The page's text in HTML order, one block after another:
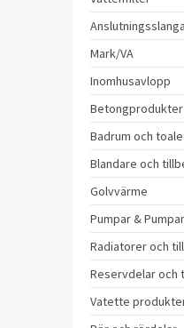
Mark/VA
Inomhusavlopp
Betongprodukter
Badrum och
Blandare och
Golvvärme
Pumpar &
Radiatorer och
Reservdelar och
Vatette